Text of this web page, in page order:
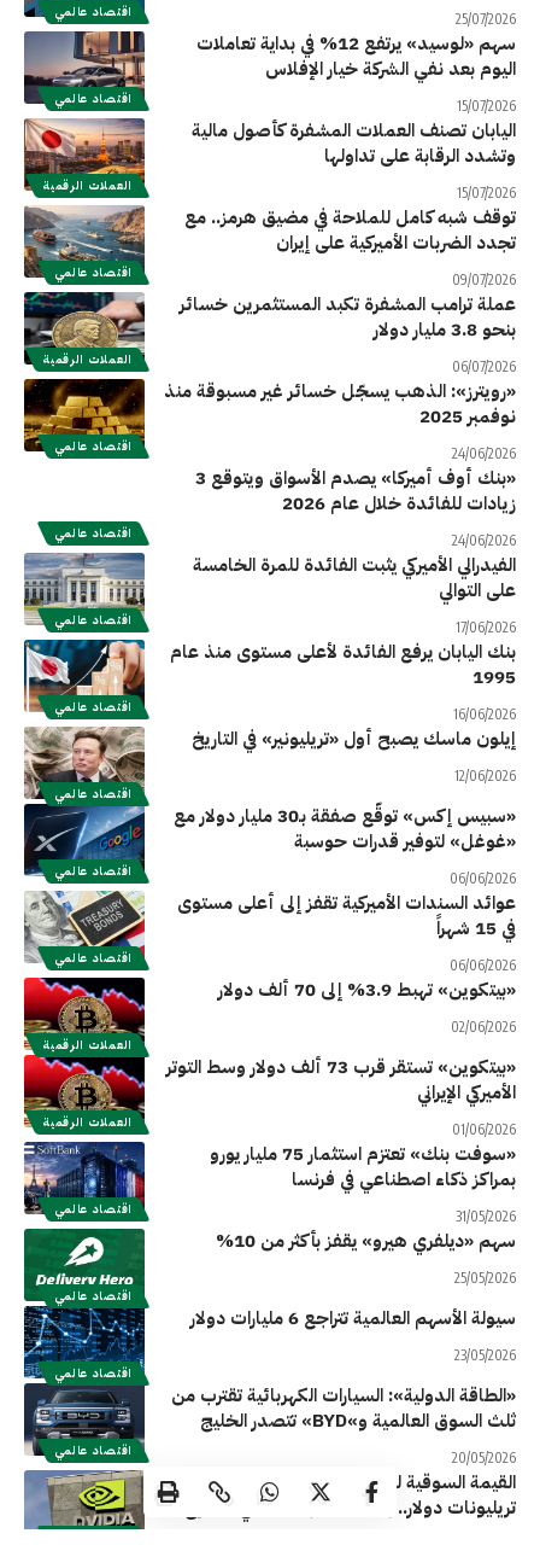
اقتصاد عالمي 25/07/2026
اقتصاد عالمي
سهم «لوسيد» يرتفع 12% في بداية تعاملات
اليوم بعد نفي الشركة خيار الإفلاس
15/07/2026
العملات الرقمية
اليابان تصنف العملات المشفرة كأصول مالية
وتشدد الرقابة على تداولها
15/07/2026
اقتصاد عالمي
توقف شبه كامل للملاحة في مضيق هرمز.. مع
تجدد الضربات الأميركية على إيران
09/07/2026
العملات الرقمية
عملة ترامب المشفرة تكبد المستثمرين خسائر
بنحو 3.8 مليار دولار
06/07/2026
اقتصاد عالمي
«رويترز»: الذهب يسجّل خسائر غير مسبوقة منذ
نوفمبر 2025
24/06/2026
اقتصاد عالمي
«بنك أوف أميركا» يصدم الأسواق ويتوقع 3
زيادات للفائدة خلال عام 2026
24/06/2026
اقتصاد عالمي
الفيدرالي الأميركي يثبت الفائدة للمرة الخامسة
على التوالي
17/06/2026
اقتصاد عالمي
بنك اليابان يرفع الفائدة لأعلى مستوى منذ عام
1995
16/06/2026
اقتصاد عالمي
إيلون ماسك يصبح أول «تريليونير» في التاريخ
12/06/2026
اقتصاد عالمي
«سبيس إكس» توقّع صفقة بـ30 مليار دولار مع
«غوغل» لتوفير قدرات حوسبة
06/06/2026
اقتصاد عالمي
عوائد السندات الأميركية تقفز إلى أعلى مستوى
في 15 شهراً
06/06/2026
العملات الرقمية
«بيتكوين» تهبط 3.9% إلى 70 ألف دولار
02/06/2026
العملات الرقمية
«بيتكوين» تستقر قرب 73 ألف دولار وسط التوتر
الأميركي الإيراني
01/06/2026
اقتصاد عالمي
«سوفت بنك» تعتزم استثمار 75 مليار يورو
بمراكز ذكاء اصطناعي في فرنسا
31/05/2026
اقتصاد عالمي
سهم «ديلفري هيرو» يقفز بأكثر من 10%
25/05/2026
اقتصاد عالمي
سيولة الأسهم العالمية تتراجع 6 مليارات دولار
23/05/2026
اقتصاد عالمي
«الطاقة الدولية»: السيارات الكهربائية تقترب من
ثلث السوق العالمية و»BYD» تتصدر الخليج
20/05/2026
تريليونات دولار.. بعد مكاسب 20% في أسبوع